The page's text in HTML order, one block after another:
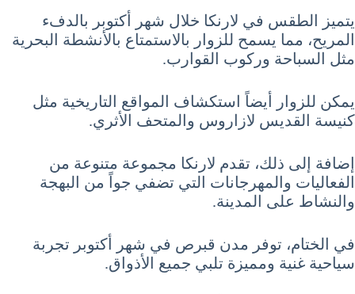
يتميز الطقس في لارنكا خلال شهر أكتوبر بالدفء
المريح، مما يسمح للزوار بالاستمتاع بالأنشطة البحرية
مثل السباحة وركوب القوارب.
يمكن للزوار أيضاً استكشاف المواقع التاريخية مثل
كنيسة القديس لازاروس والمتحف الأثري.
إضافة إلى ذلك، تقدم لارنكا مجموعة متنوعة من
الفعاليات والمهرجانات التي تضفي جواً من البهجة
والنشاط على المدينة.
في الختام، توفر مدن قبرص في شهر أكتوبر تجربة
سياحية غنية ومميزة تلبي جميع الأذواق.